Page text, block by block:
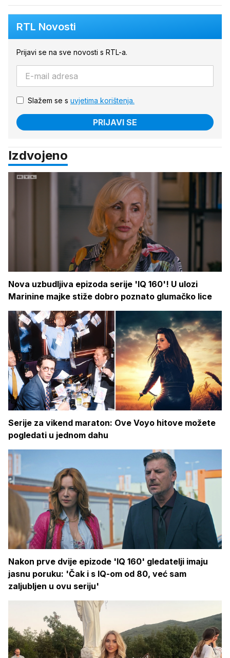
RTL Novosti
Prijavi se na sve novosti s RTL-a.
Slažem se s uvjetima korištenja.
PRIJAVI SE
Izdvojeno
Nova uzbudljiva epizoda serije 'IQ 160'! U ulozi
Marinine majke stiže dobro poznato glumačko lice
Serije za vikend maraton: Ove Voyo hitove možete
pogledati u jednom dahu
Nakon prve dvije epizode 'IQ 160' gledatelji imaju
jasnu poruku: 'Čak i s IQ-om od 80, već sam
zaljubljen u ovu seriju'